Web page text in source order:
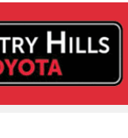
임감을 느낄 수 있었습니다.
함께 즐겁게 시간을 보낼 수 있는 공간이 되어 더욱 뜻깊습니다.